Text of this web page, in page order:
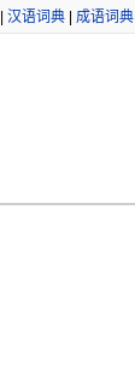
汉语词典 成语词典